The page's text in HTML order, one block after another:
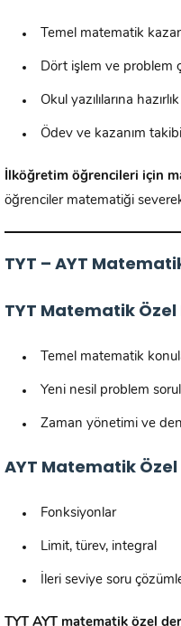
Temel matematik
Dört işlem ve problem
Okul yazılılarına hazırlık
Ödev ve kazanım takibi
İlköğretim öğrencileri için
öğrenciler matematiği
TYT – AYT
TYT Matematik Özel
Temel matematik
Yeni nesil problem
Zaman yönetimi ve
AYT Matematik Özel
Fonksiyonlar
Limit, türev, integral
İleri seviye soru
TYT AYT matematik özel